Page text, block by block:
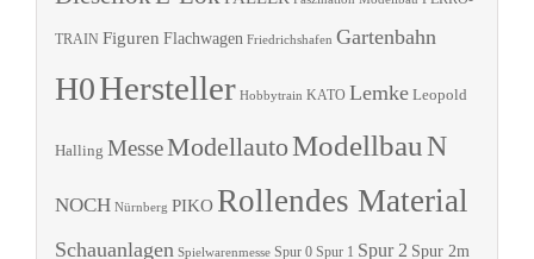
TRAIN Figuren Flachwagen Friedrichshafen Gartenbahn
H0Hersteller Hobbytrain KATO Lemke Leopold
Halling MesseModellautoModellbauN
NOCH Nürnberg PIKO Rollendes Material
Schauanlagen Spielwarenmesse Spur 0 Spur 1 Spur 2 Spur 2m